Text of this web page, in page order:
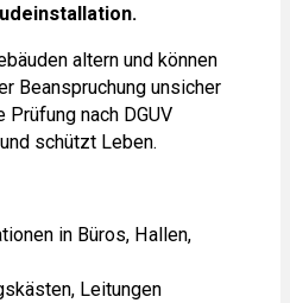
altern und können
Beanspruchung unsicher
nach DGUV
schützt Leben.
in Büros, Hallen,
Leitungen